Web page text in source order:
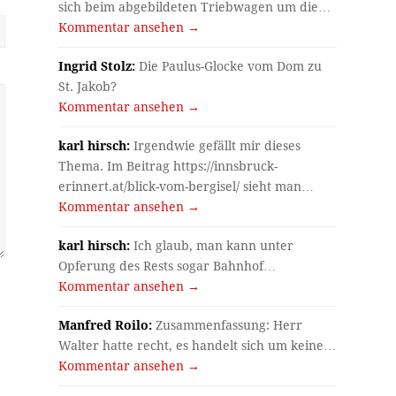
sich beim abgebildeten Triebwagen um die…
Kommentar ansehen →
Ingrid Stolz: Die Paulus-Glocke vom Dom zu
St. Jakob?
Kommentar ansehen →
karl hirsch: Irgendwie gefällt mir dieses
Thema. Im Beitrag https://innsbruck-
erinnert.at/blick-vom-bergisel/ sieht man…
Kommentar ansehen →
karl hirsch: Ich glaub, man kann unter
Opferung des Rests sogar Bahnhof…
Kommentar ansehen →
Manfred Roilo: Zusammenfassung: Herr
Walter hatte recht, es handelt sich um keine…
Kommentar ansehen →